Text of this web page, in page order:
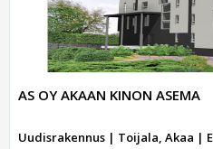
AS OY AKAAN KINON ASEMA
Uudisrakennus | Toijala, Akaa |